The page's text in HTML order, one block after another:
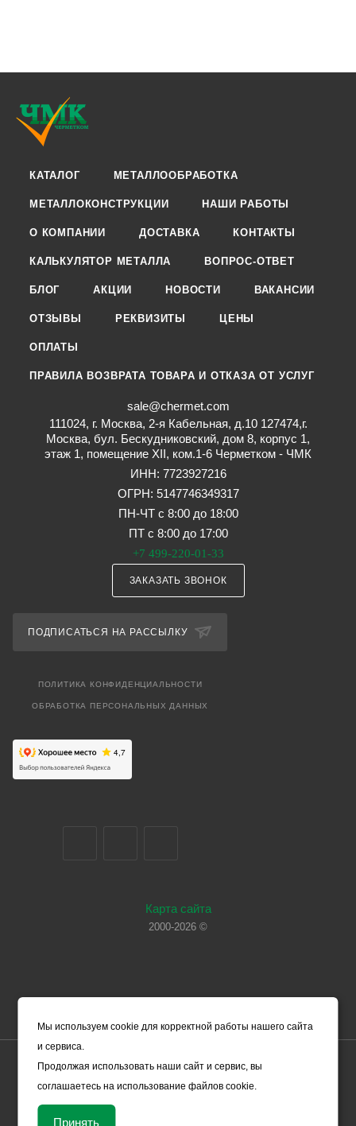
КАТАЛОГ МЕТАЛЛООБРАБОТКА
МЕТАЛЛОКОНСТРУКЦИИ НАШИ РАБОТЫ
О КОМПАНИИ ДОСТАВКА КОНТАКТЫ
КАЛЬКУЛЯТОР МЕТАЛЛА ВОПРОС-ОТВЕТ
БЛОГ АКЦИИ НОВОСТИ ВАКАНСИИ
ОТЗЫВЫ РЕКВИЗИТЫ ЦЕНЫ
ОПЛАТЫ
ПРАВИЛА ВОЗВРАТА ТОВАРА И ОТКАЗА ОТ УСЛУГ
sale@chermet.com
111024, г. Москва, 2-я Кабельная, д.10 127474,г.
Москва, бул. Бескудниковский, дом 8, корпус 1,
этаж 1, помещение XII, ком.1-6 Черметком - ЧМК
ИНН: 7723927216
ОГРН: 5147746349317
ПН-ЧТ с 8:00 до 18:00
ПТ с 8:00 до 17:00
+7 499-220-01-33
ЗАКАЗАТЬ ЗВОНОК
ПОДПИСАТЬСЯ НА РАССЫЛКУ
ПОЛИТИКА КОНФИДЕНЦИАЛЬНОСТИ
ОБРАБОТКА ПЕРСОНАЛЬНЫХ ДАННЫХ
Карта сайта
2000-2026 ©
Цены, указанные на сайте, носят справочный характер и не
являются офертой (в соответствии со ст. 435 ГК РФ). Они могут
Мы используем cookie для корректной работы нашего сайта
и сервиса.
Продолжая использовать наши сайт и сервис, вы
соглашаетесь на использование файлов cookie.
Принять